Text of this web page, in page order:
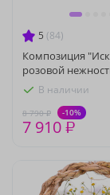
5 (84)
Композиция
розовой
В наличии
8 790 ₽ -10%
7 910 ₽